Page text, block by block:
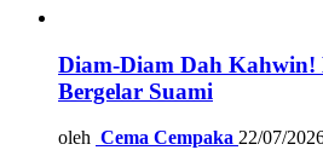
Diam-Diam Dah Kahwin!
Bergelar Suami
oleh Cema Cempaka 22/07/